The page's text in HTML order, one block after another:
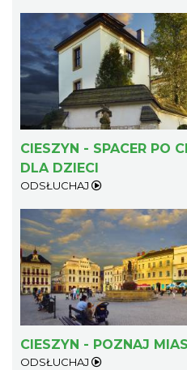
CIESZYN - SPACER PO
DLA DZIECI
ODSŁUCHAJ
CIESZYN - POZNAJ
ODSŁUCHAJ